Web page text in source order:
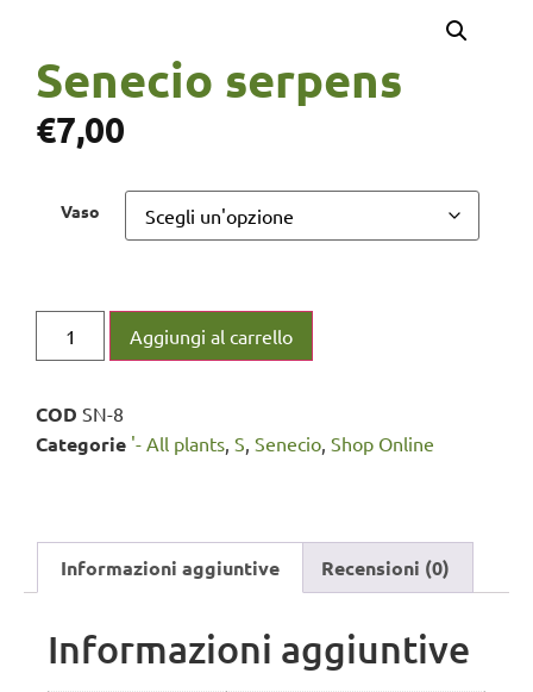
Senecio serpens
€7,00
Vaso
Aggiungi al carrello
COD SN-8
Categorie '- All plants S Senecio Shop Online
Informazioni aggiuntive Recensioni (0)
Informazioni aggiuntive